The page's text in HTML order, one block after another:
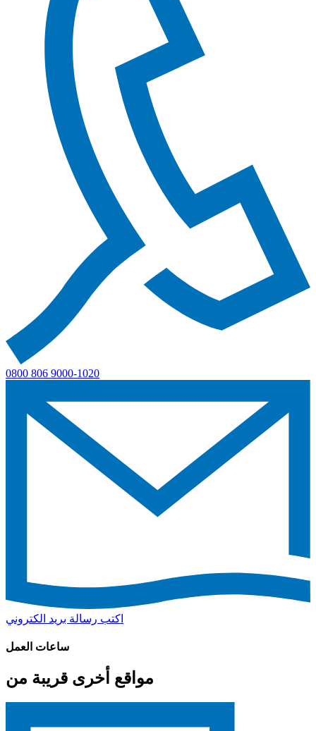
0800 806 9000-1020
اكتب رسالة بريد الكتروني
ساعات العمل
مواقع أخرى قريبة من